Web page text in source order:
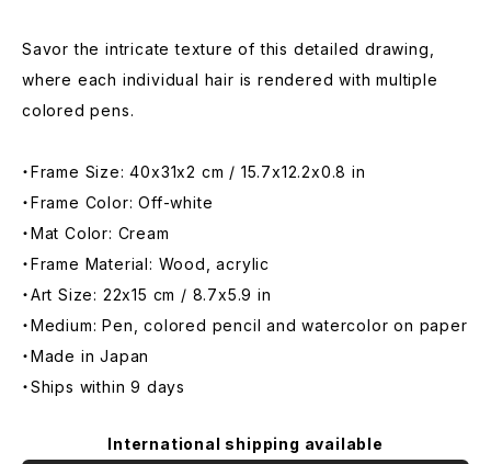
Savor the intricate texture of this detailed drawing,
where each individual hair is rendered with multiple
colored pens.
・Frame Size: 40x31x2 cm / 15.7x12.2x0.8 in
・Frame Color: Off-white
・Mat Color: Cream
・Frame Material: Wood, acrylic
・Art Size: 22x15 cm / 8.7x5.9 in
・Medium: Pen, colored pencil and watercolor on paper
・Made in Japan
・Ships within 9 days
International shipping available